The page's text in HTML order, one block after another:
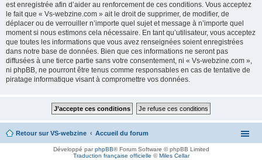
est enregistrée afin d’aider au renforcement de ces conditions. Vous acceptez
le fait que « Vs-webzine.com » ait le droit de supprimer, de modifier, de
déplacer ou de verrouiller n’importe quel sujet et message à n’importe quel
moment si nous estimons cela nécessaire. En tant qu’utilisateur, vous acceptez
que toutes les informations que vous avez renseignées soient enregistrées
dans notre base de données. Bien que ces informations ne seront pas
diffusées à une tierce partie sans votre consentement, ni « Vs-webzine.com »,
ni phpBB, ne pourront être tenus comme responsables en cas de tentative de
piratage informatique visant à compromettre vos données.
Retour sur VS-webzine Accueil du forum
Développé parphpBB® Forum Software © phpBB Limited
Traduction française officielle ©Miles Cellar